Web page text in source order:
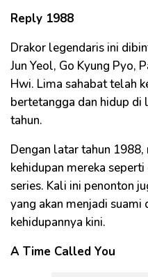
Reply 1988
Drakor legendaris ini
Jun Yeol, Go Kyung Pyo,
Hwi. Lima sahabat telah
bertetangga dan hidup di
tahun.
Dengan latar tahun 1988,
kehidupan mereka
series. Kali ini penonton
yang akan menjadi suami
kehidupannya kini.
A Time Called You